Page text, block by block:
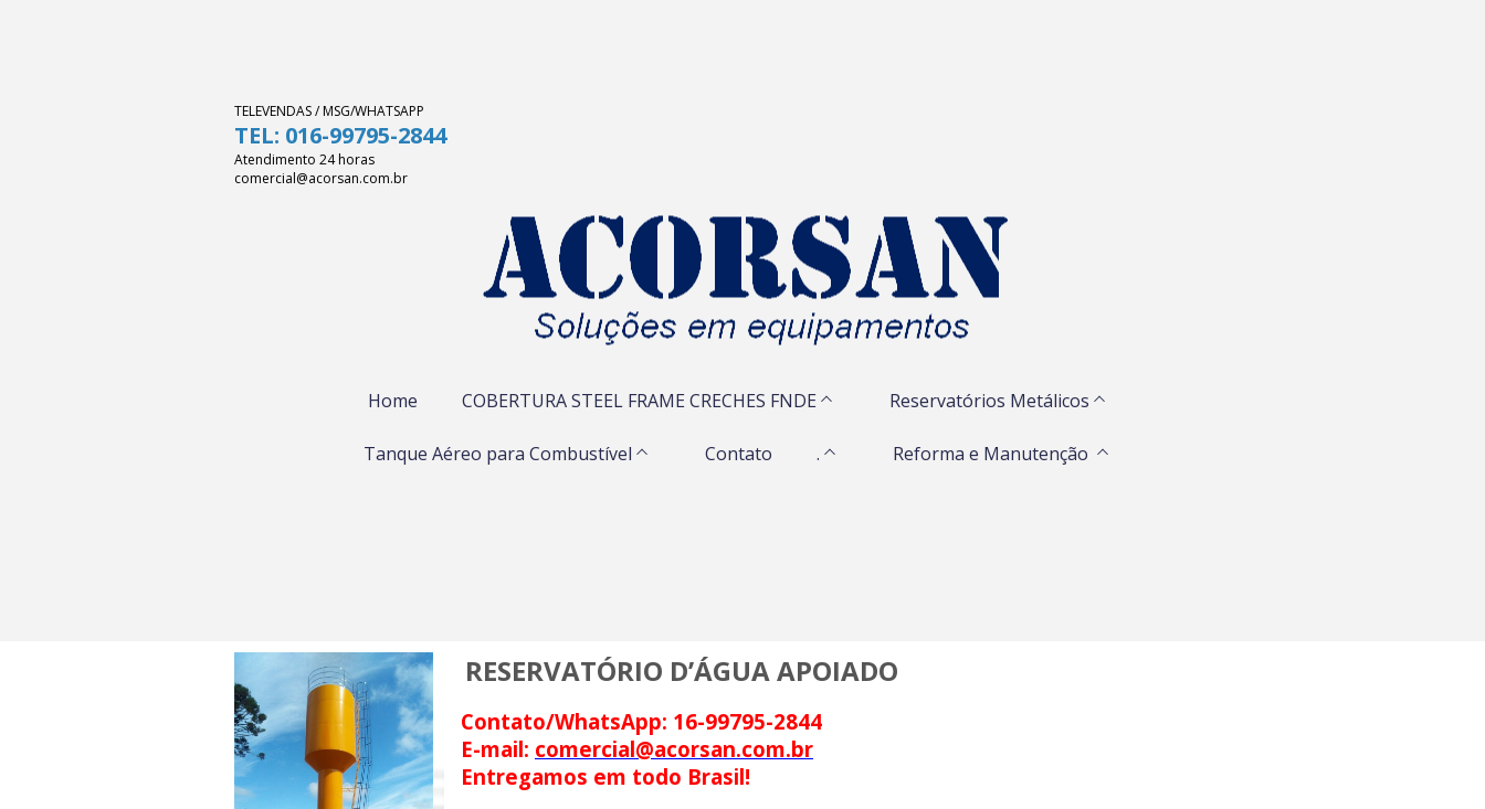
TELEVENDAS / MSG/WHATSAPP
TEL: 016-99795-2844
Atendimento 24 horas
comercial@acorsan.com.br
Home COBERTURA STEEL FRAME CRECHES FNDE Reservatórios Metálicos
Tanque Aéreo para Combustível Contato . Reforma e Manutenção
RESERVATÓRIO D’ÁGUA APOIADO
Contato/WhatsApp: 16-99795-2844
E-mail: comercial@acorsan.com.br
Entregamos em todo Brasil!